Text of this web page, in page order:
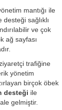
mantığı ile
sağlıklı
ve çok
ağ sayfası
trafiğine
yönetim
birçok öbek
desteği ile
gelmiştir.